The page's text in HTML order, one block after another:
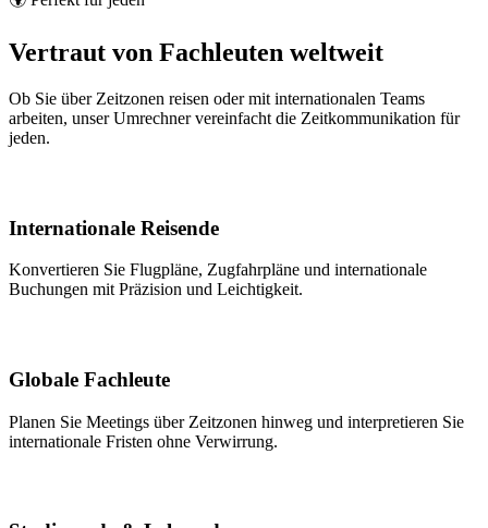
Vertraut von Fachleuten weltweit
Ob Sie über Zeitzonen reisen oder mit internationalen Teams
arbeiten, unser Umrechner vereinfacht die Zeitkommunikation für
jeden.
Internationale Reisende
Konvertieren Sie Flugpläne, Zugfahrpläne und internationale
Buchungen mit Präzision und Leichtigkeit.
Globale Fachleute
Planen Sie Meetings über Zeitzonen hinweg und interpretieren Sie
internationale Fristen ohne Verwirrung.